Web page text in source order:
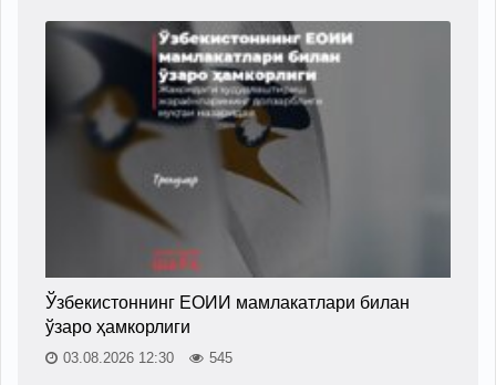
Ўзбекистоннинг ЕОИИ мамлакатлари билан
ўзаро ҳамкорлиги
03.08.2026 12:30 545